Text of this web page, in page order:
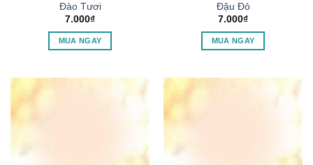
Đào Tươi
7.000₫
MUA NGAY
Đậu Đỏ
7.000₫
MUA NGAY